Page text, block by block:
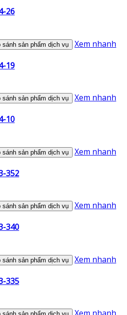
26
sánh sản phẩm dịch vụ Xem nhanh
19
sánh sản phẩm dịch vụ Xem nhanh
10
sánh sản phẩm dịch vụ Xem nhanh
352
sánh sản phẩm dịch vụ Xem nhanh
340
sánh sản phẩm dịch vụ Xem nhanh
335